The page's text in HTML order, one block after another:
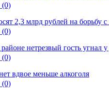
(0)
2,3 млрд рублей на борьбу
(0)
нетрезвый гость угнал
(0)
вдвое меньше алкоголя
(0)